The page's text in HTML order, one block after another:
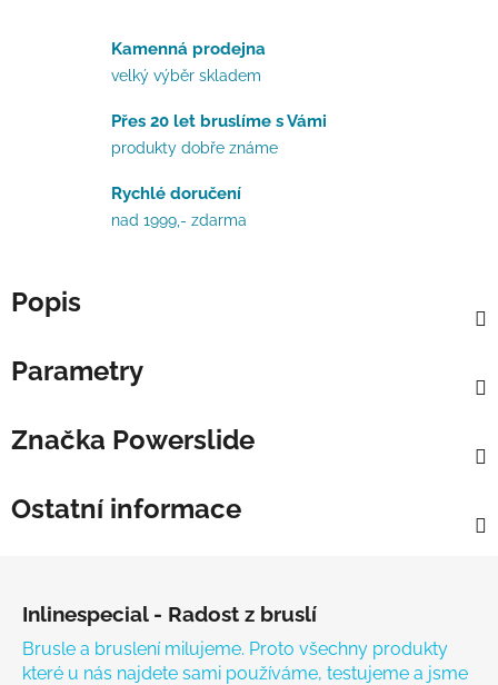
Kamenná prodejna
velký výběr skladem
Přes 20 let bruslíme s Vámi
produkty dobře známe
Rychlé doručení
nad 1999,- zdarma
Popis
Parametry
Značka Powerslide
Ostatní informace
Inlinespecial - Radost z bruslí
Brusle a bruslení milujeme. Proto všechny produkty
které u nás najdete sami používáme, testujeme a jsme